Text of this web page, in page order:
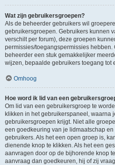
Wat zijn gebruikersgroepen?
Als de beheerder gebruikers wil
gebruikersgroepen. Gebruikers kunnen
verschilt per forum), deze groepen
permissies/toegangspermissies hebben.
beheerder een stuk gemakkelijker
wijzen, bepaalde gebruikers toegang tot
Omhoog
Hoe word ik lid van een
Om lid van een gebruikersgroep te
klikken in het gebruikerspaneel, waarna
gebruikersgroepen krijgt. Niet alle
een goedkeuring van je lidmaatschap
gebruikers. Als het een open groep is,
dienende knop te klikken. Als het een
aanvragen door op de bijhorende knop
aanvraag dan goedkeuren, hij of zij